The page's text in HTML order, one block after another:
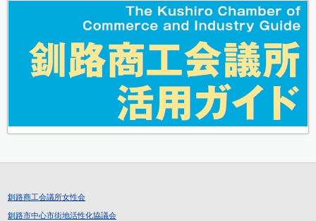
釧路商工会議所女性会
釧路市中心市街地活性化協議会